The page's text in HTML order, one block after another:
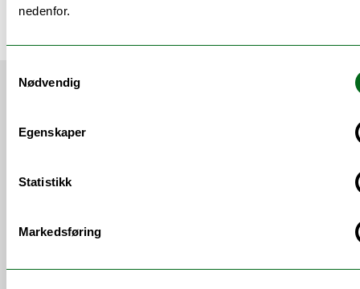
nedenfor.
Nødvendig
Egenskaper
Statistikk
Markedsføring
Skal diskutere
fremtidige KI-